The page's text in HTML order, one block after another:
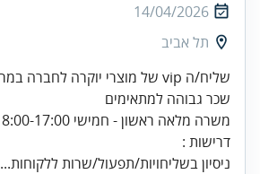
14/04/2026
תל אביב
שליח/ה vip של מוצרי יוקרה לחברה במרכז תל אביב
שכר גבוהה למתאימים
משרה מלאה ראשון - חמישי 8:00-17:00
דרישות :
ניסיון בשליחויות/תפעול/שרות ללקוחות...